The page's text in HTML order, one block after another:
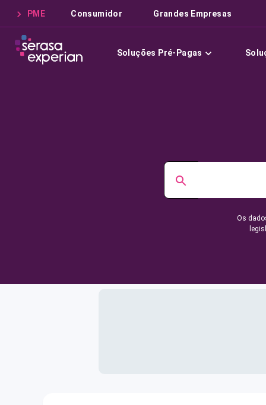
PME Consumidor Grandes Empresas
Soluções Pré-Pagas
Os